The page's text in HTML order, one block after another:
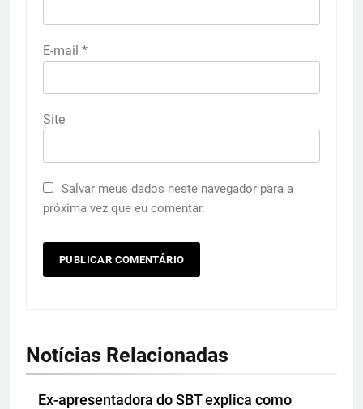
E-mail *
Site
Salvar meus dados neste navegador para a
próxima vez que eu comentar.
Notícias Relacionadas
Ex-apresentadora do SBT explica como